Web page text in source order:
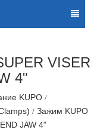
VISER
4"
KUPO
Зажим KUPO
JAW 4"